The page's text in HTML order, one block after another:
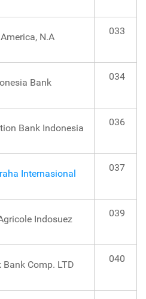
N.A
033
Bank
034
Bank Indonesia
036
Internasional
037
Indosuez
039
Comp. LTD
040